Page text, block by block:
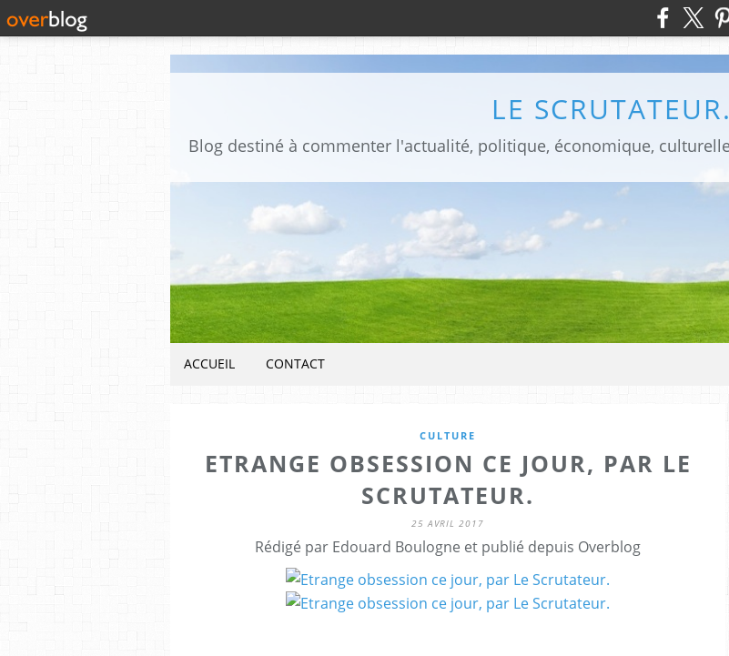
LE SCRUTATEUR.
ACCUEIL CONTACT
CULTURE
ETRANGE OBSESSION CE JOUR, PAR LE
SCRUTATEUR.
25 AVRIL 2017
Rédigé par Edouard Boulogne et publié depuis Overblog